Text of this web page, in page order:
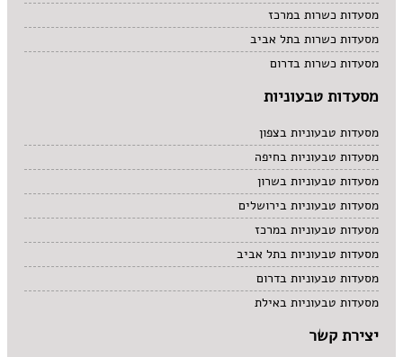
מסעדות כשרות במרכז
מסעדות כשרות בתל אביב
מסעדות כשרות בדרום
מסעדות טבעוניות
מסעדות טבעוניות בצפון
מסעדות טבעוניות בחיפה
מסעדות טבעוניות בשרון
מסעדות טבעוניות בירושלים
מסעדות טבעוניות במרכז
מסעדות טבעוניות בתל אביב
מסעדות טבעוניות בדרום
מסעדות טבעוניות באילת
יצירת קשר